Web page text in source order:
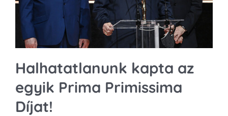
Halhatatlanunk kapta az
egyik Prima Primissima
Díjat!